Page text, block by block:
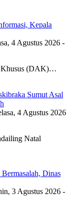
Kepala
4 Agustus 2026 -
Khusus (DAK)…
Sumut Asal
4 Agustus 2026
Natal
Dinas
3 Agustus 2026 -